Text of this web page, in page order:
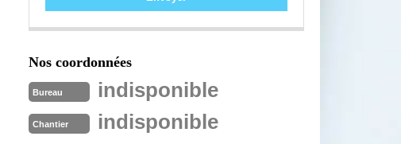
Nos coordonnées
Bureau indisponible
Chantier indisponible